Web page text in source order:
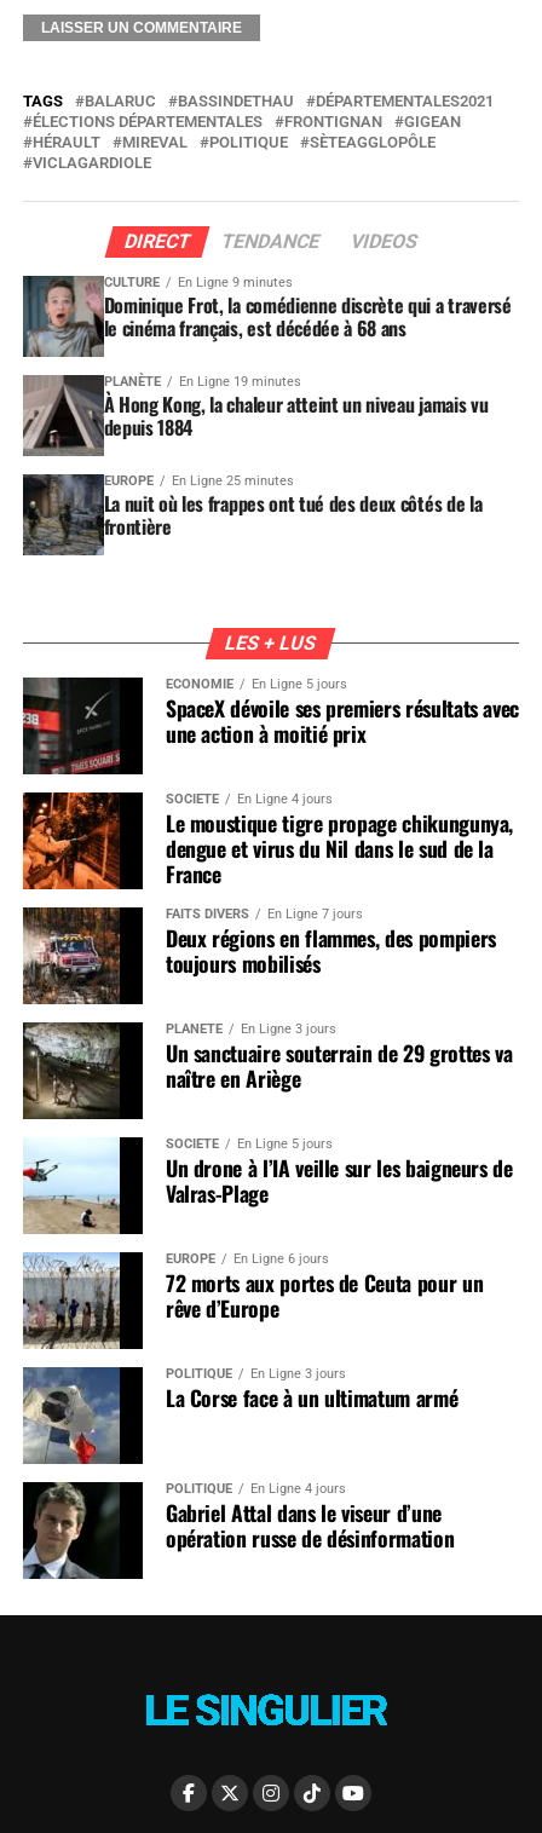
TAGS BALARUC BASSINDETHAU
DÉPARTEMENTALES2021
ÉLECTIONS DÉPARTEMENTALES
FRONTIGNAN
GIGEAN
HÉRAULT
MIREVAL POLITIQUE
SÈTEAGGLOPÔLE
VICLAGARDIOLE
DIRECT TENDANCE VIDEOS
CULTURE En Ligne 9 minutes
Dominique Frot, la comédienne discrète qui a traversé
le cinéma français, est décédée à 68 ans
PLANÈTE En Ligne 19 minutes
À Hong Kong, la chaleur atteint un niveau jamais vu
depuis 1884
EUROPE En Ligne 25 minutes
La nuit où les frappes ont tué des deux côtés de la
frontière
LES + LUS
ÉCONOMIE En Ligne 5 jours
SpaceX dévoile ses premiers résultats avec
une action à moitié prix
SOCIÉTÉ En Ligne 4 jours
Le moustique tigre propage chikungunya,
dengue et virus du Nil dans le sud de la
France
FAITS DIVERS En Ligne 7 jours
Deux régions en flammes, des pompiers
toujours mobilisés
PLANÈTE En Ligne 3 jours
Un sanctuaire souterrain de 29 grottes va
naître en Ariège
SOCIÉTÉ En Ligne 5 jours
Un drone à l’IA veille sur les baigneurs de
Valras-Plage
EUROPE En Ligne 6 jours
72 morts aux portes de Ceuta pour un
rêve d’Europe
POLITIQUE En Ligne 3 jours
La Corse face à un ultimatum armé
POLITIQUE En Ligne 4 jours
Gabriel Attal dans le viseur d’une
opération russe de désinformation